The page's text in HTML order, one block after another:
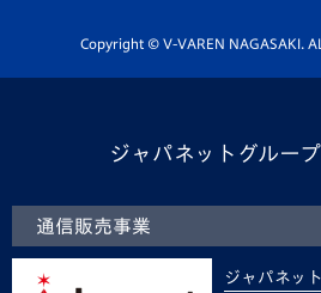
ホームタウン活動
Copyright © V-VAREN NAGASAKI.
ジャパネットグルー
通信販売事業
ジャパネッ